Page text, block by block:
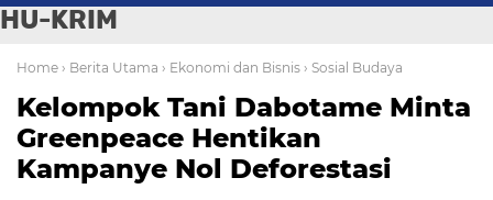
HU-KRIM
Home › Berita Utama › Ekonomi dan Bisnis › Sosial Budaya
Kelompok Tani Dabotame Minta
Greenpeace Hentikan
Kampanye Nol Deforestasi